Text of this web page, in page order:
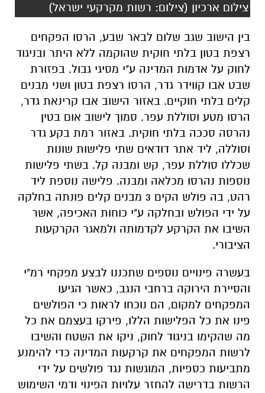
צילום ארכיון (צילום: רשות מקרקעי ישראל)
בין הישוב שגב שלום לבאר שבע, הרסו הפקחים
רצפת בטון בלתי חוקית שהוקמה ללא היתר ובניגוד
לחוק על אדמות המדינה ע"י מסיגי גבול. בפזורת
שבט אבו קווידר גדר, הרסו רצפת בטון ושני מבנים
קלים בלתי חוקיים. באזור הישוב אבו קרינאת גדר,
הרסו מטע וסוללת עפר. סמוך לישוב אום בטין
נהרסה סככה בלתי חוקית. באזור רמת בקע גדר
וסוללה, ליד אתר דודאים שתי פלישות שונות
שכללו סוללת עפר, קש ומבנה קל. בשתי פלישות
נוספות נהרסו מכלאה ומבנה. פלישה נוספת ליד
רהט, בה פולש הקים 3 מבנים קלים פונתה בחלקה
על ידי הפולש ובחלקה ע"י כוחות האכיפה, אשר
השיבו את הקרקע לקדמותה ולמאגר הקרקעות
הציבורי.
בעשרה פינויים נוספים שתכננו לבצע מפקחי רמ"י
והסיירת הירוקה ברחבי הנגב, כאשר הגיעו
המפקחים למקום, הם נוכחו לראות כי הפולשים
פינו את כל הפלישות הללו, פירקו בעצמם את כל
מה שהקימו בניגוד לחוק, ניקו את השטח והשיבו
לרשות המפקחים את קרקעות המדינה כדי להימנע
מתביעות כספיות, המוגשות נגד פולשים על ידי
הרשות בדרישה להחזר עלויות הפינוי ודמי השימוש